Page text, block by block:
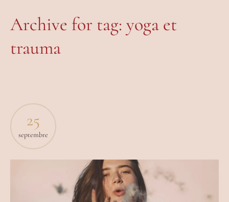
Archive for tag: yoga et
trauma
25
septembre